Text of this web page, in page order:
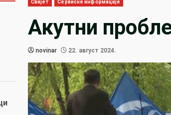
Свијет Сервисне информације
Акутни
novinar 22. август 2024.